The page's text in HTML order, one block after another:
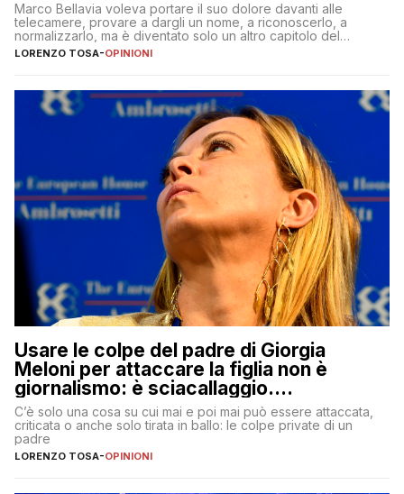
Marco Bellavia voleva portare il suo dolore davanti alle
telecamere, provare a dargli un nome, a riconoscerlo, a
normalizzarlo, ma è diventato solo un altro capitolo del
copione
LORENZO TOSA-OPINIONI
Usare le colpe del padre di Giorgia
Meloni per attaccare la figlia non è
giornalismo: è sciacallaggio.
Dimostriamo di essere diversi
C’è solo una cosa su cui mai e poi mai può essere attaccata,
criticata o anche solo tirata in ballo: le colpe private di un
padre
LORENZO TOSA-OPINIONI